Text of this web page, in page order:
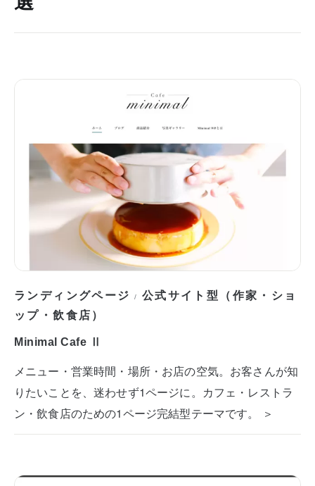
ランディングページ / 公式サイト型（作家・ショ
ップ・飲食店）
Minimal Cafe Ⅱ
メニュー・営業時間・場所・お店の空気。お客さんが知
りたいことを、迷わせず1ページに。カフェ・レストラ
ン・飲食店のための1ページ完結型テーマです。 ＞